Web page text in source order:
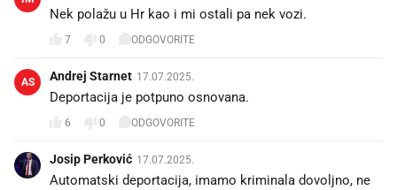
Nek polažu u Hr kao i mi ostali pa nek vozi.
7 0 ODGOVORITE
AS Andrej Starnet 17.07.2025.
Deportacija je potpuno osnovana.
6 0 ODGOVORITE
Josip Perković 17.07.2025.
Automatski deportacija, imamo kriminala dovoljno, ne